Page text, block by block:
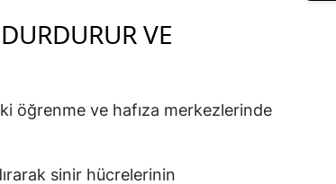
VE
öğrenme ve hafıza merkezlerinde
sinir hücrelerinin